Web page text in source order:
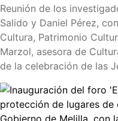
Reunión de los
Salido y Daniel Pérez,
Cultura, Patrimonio
Marzol, asesora de
de la celebración de las